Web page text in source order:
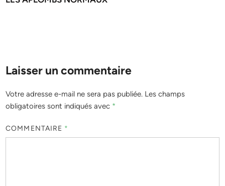
Laisser un commentaire
Votre adresse e-mail ne sera pas publiée. Les champs
obligatoires sont indiqués avec *
COMMENTAIRE *